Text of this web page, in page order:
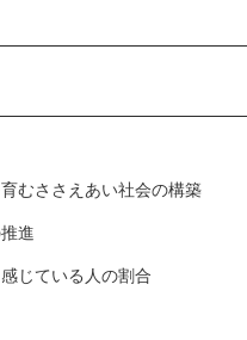
むささえあい社会の構築
進
じている人の割合